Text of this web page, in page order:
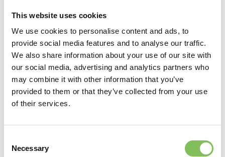
This website uses cookies
We use cookies to personalise content and ads, to
provide social media features and to analyse our traffic.
We also share information about your use of our site with
our social media, advertising and analytics partners who
may combine it with other information that you’ve
provided to them or that they’ve collected from your use
of their services.
Selection
Necessary
Trekker met herder en hark